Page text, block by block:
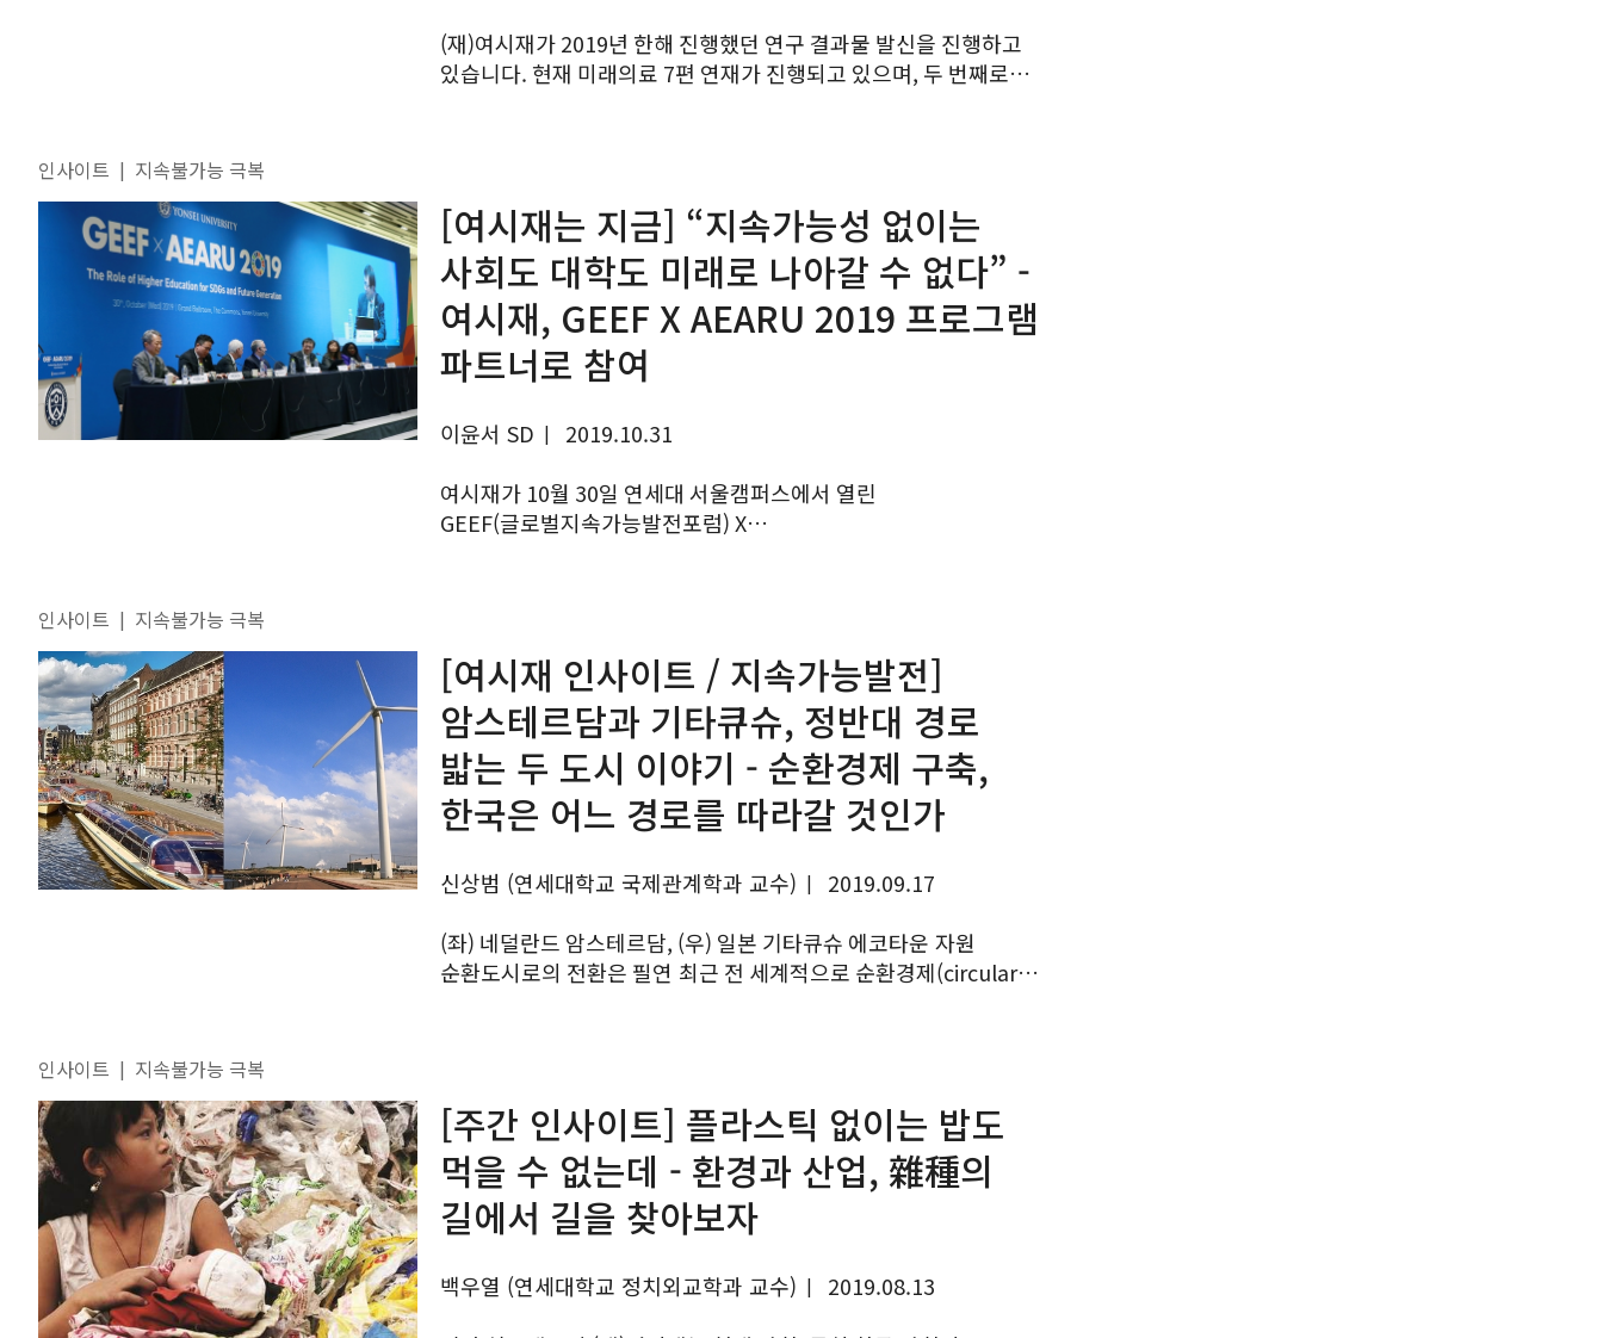
(재)여시재가 2019년 한해 진행했던 연구 결과물 발신을 진행하고
있습니다. 현재 미래의료 7편 연재가 진행되고 있으며, 두 번째로
인사이트 | 지속불가능 극복
[여시재는 지금] “지속가능성 없이는
사회도 대학도 미래로 나아갈 수 없다” -
여시재, GEEF X AEARU 2019 프로그램
파트너로 참여
이윤서 SD |
2019.10.31
여시재가 10월 30일 연세대 서울캠퍼스에서 열린
GEEF(글로벌지속가능발전포럼) X
인사이트 | 지속불가능 극복
[여시재 인사이트 / 지속가능발전]
암스테르담과 기타큐슈, 정반대 경로
밟는 두 도시 이야기 - 순환경제 구축,
한국은 어느 경로를 따라갈 것인가
신상범 (연세대학교 국제관계학과 교수) |
2019.09.17
(좌) 네덜란드 암스테르담, (우) 일본 기타큐슈 에코타운 자원
순환도시로의 전환은 필연 최근 전 세계적으로 순환경제(circular
인사이트 | 지속불가능 극복
[주간 인사이트] 플라스틱 없이는 밥도
먹을 수 없는데 - 환경과 산업, 雜種의
길에서 길을 찾아보자
백우열 (연세대학교 정치외교학과 교수) |
2019.08.13